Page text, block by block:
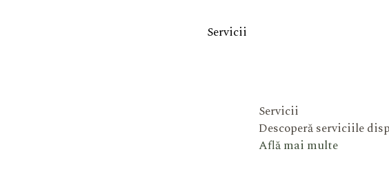
Servicii
Servicii
Descoperă serviciile
Află mai multe